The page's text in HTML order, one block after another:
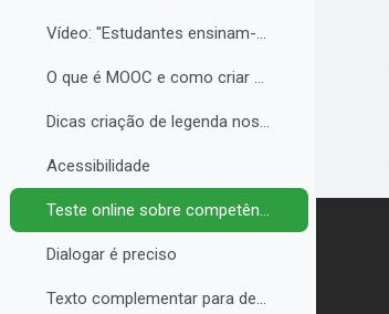
Vídeo: "Estudantes ensinam-se uns aos outros const...
O que é MOOC e como criar seu curso com qualidade
Dicas criação de legenda nos vídeos
Acessibilidade
Teste online sobre competências digitais
Dialogar é preciso
Texto complementar para debate sobre MOOC